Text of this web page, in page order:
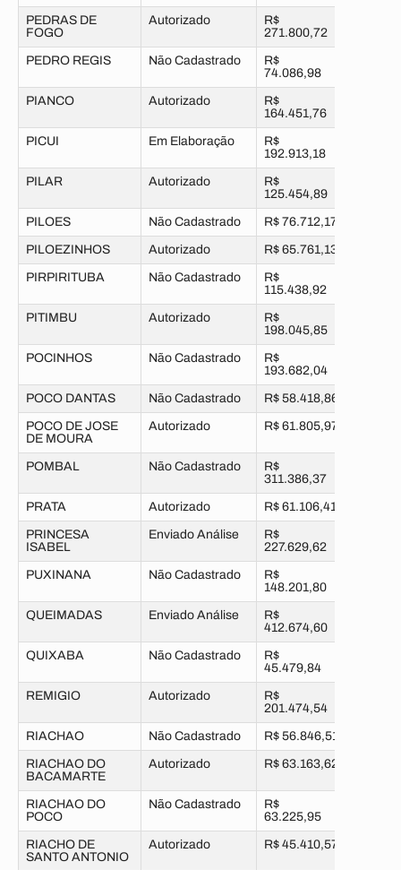
PEDRAS DE
FOGO
Autorizado
R$
271.800,72
PEDRO REGIS Não Cadastrado
R$
74.086,98
PIANCO Autorizado
R$
164.451,76
PICUI Em Elaboração
R$
192.913,18
PILAR Autorizado
R$
125.454,89
PILOES Não Cadastrado R$ 76.712,17
PILOEZINHOS Autorizado R$ 65.761,13
PIRPIRITUBA Não Cadastrado
R$
115.438,92
PITIMBU Autorizado
R$
198.045,85
POCINHOS Não Cadastrado
R$
193.682,04
POCO DANTAS Não Cadastrado R$ 58.418,86
POCO DE JOSE
DE MOURA
Autorizado R$ 61.805,97
POMBAL Não Cadastrado
R$
311.386,37
PRATA Autorizado R$ 61.106,41
PRINCESA
ISABEL
Enviado Análise
R$
227.629,62
PUXINANA Não Cadastrado
R$
148.201,80
QUEIMADAS Enviado Análise
R$
412.674,60
QUIXABA Não Cadastrado
R$
45.479,84
REMIGIO Autorizado
R$
201.474,54
RIACHAO Não Cadastrado R$ 56.846,51
RIACHAO DO
BACAMARTE
Autorizado R$ 63.163,62
RIACHAO DO
POCO
Não Cadastrado
R$
63.225,95
RIACHO DE
SANTO ANTONIO
Autorizado R$ 45.410,57